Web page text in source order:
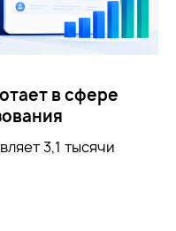
в сфере
3,1 тысячи